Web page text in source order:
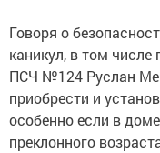
Говоря о
каникул, в том
ПСЧ №124 Руслан
приобрести и
особенно если в
преклонного